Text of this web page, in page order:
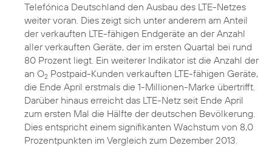
Telefónica Deutschland den Ausbau des LTE-Netzes
weiter voran. Dies zeigt sich unter anderem am Anteil
der verkauften LTE-fähigen Endgeräte an der Anzahl
aller verkauften Geräte, der im ersten Quartal bei rund
80 Prozent liegt. Ein weiterer Indikator ist die Anzahl der
an O2 Postpaid-Kunden verkauften LTE-fähigen Geräte,
die Ende April erstmals die 1-Millionen-Marke übertrifft.
Darüber hinaus erreicht das LTE-Netz seit Ende April
zum ersten Mal die Hälfte der deutschen Bevölkerung.
Dies entspricht einem signifikanten Wachstum von 8,0
Prozentpunkten im Vergleich zum Dezember 2013.